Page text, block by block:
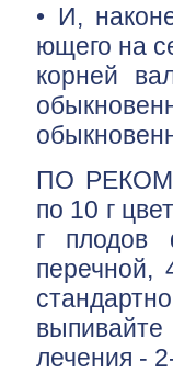
• И,
ющего на
корней
ПО
по 10 г
г плодов
перечной,
лечения -